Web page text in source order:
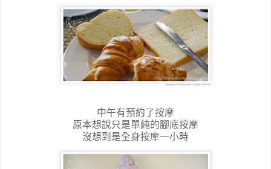
中午有預約了按摩
原本想說只是單純的腳底按摩
沒想到是全身按摩一小時